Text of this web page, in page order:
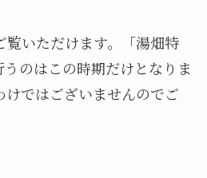
いただけます。「湯畑特
のはこの時期だけとなりま
けではございませんのでご